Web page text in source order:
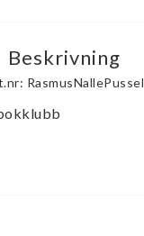
Beskrivning
RasmusNallePussel